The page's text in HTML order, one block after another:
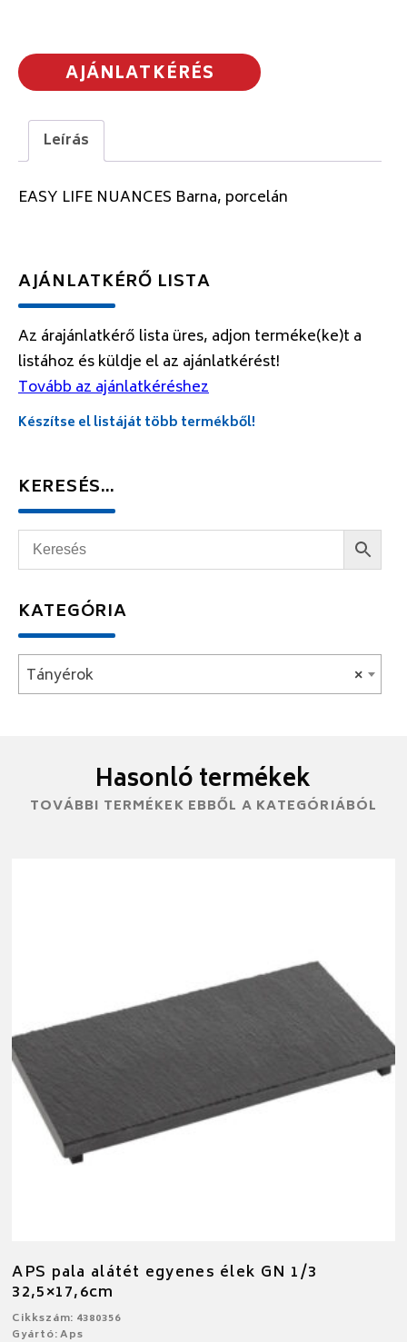
AJÁNLATKÉRÉS
Leírás
EASY LIFE NUANCES Barna, porcelán
AJÁNLATKÉRŐ LISTA
Az árajánlatkérő lista üres, adjon terméke(ke)t a
listához és küldje el az ajánlatkérést!
Tovább az ajánlatkéréshez
Készítse el listáját több termékből!
KERESÉS…
KATEGÓRIA
×
Tányérok
Hasonló termékek
TOVÁBBI TERMÉKEK EBBŐL A KATEGÓRIÁBÓL
APS pala alátét egyenes élek GN 1/3
32,5×17,6cm
Cikkszám: 4380356
Gyártó: Aps